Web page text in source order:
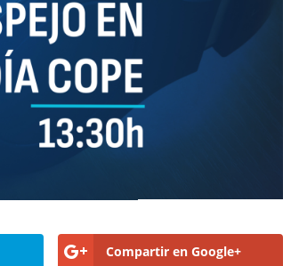
Compartir en Google+